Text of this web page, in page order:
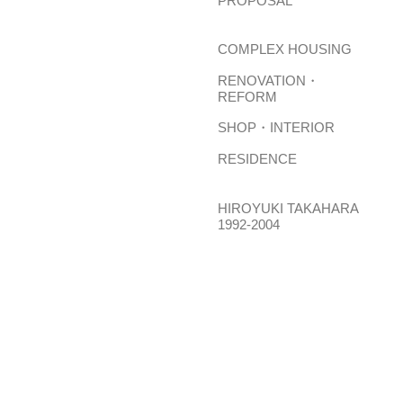
COMPLEX HOUSING
RENOVATION・
REFORM
SHOP・INTERIOR
RESIDENCE
HIROYUKI TAKAHARA
1992-2004